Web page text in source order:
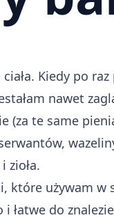
Kiedy po
nawet
(za te same
zioła.
które używam
i łatwe do